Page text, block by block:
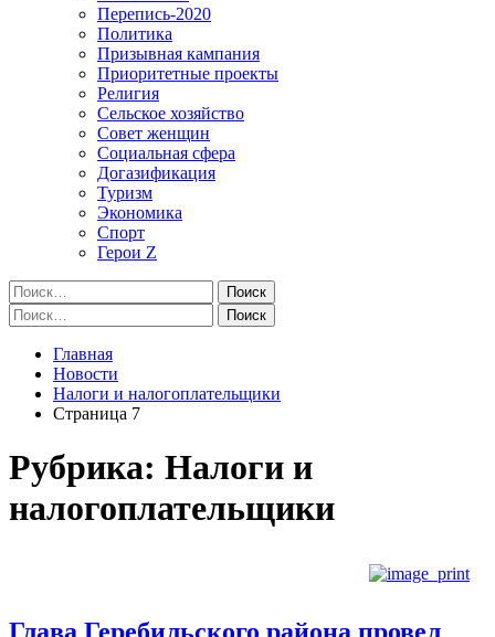
Перепись-2020
Политика
Призывная кампания
Приоритетные проекты
Религия
Сельское хозяйство
Совет женщин
Социальная сфера
Догазификация
Туризм
Экономика
Спорт
Герои Z
Найти:
Найти:
Главная
Новости
Налоги и налогоплательщики
Страница 7
Рубрика: Налоги и
налогоплательщики
Глава Геребильского района провел